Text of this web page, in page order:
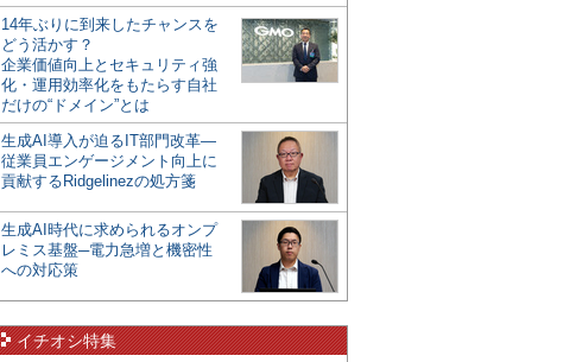
14年ぶりに到来したチャンスを
どう活かす？
企業価値向上とセキュリティ強
化・運用効率化をもたらす自社
だけの“ドメイン”とは
生成AI導入が迫るIT部門改革―
従業員エンゲージメント向上に
貢献するRidgelinezの処方箋
生成AI時代に求められるオンプ
レミス基盤─電力急増と機密性
への対応策
イチオシ特集